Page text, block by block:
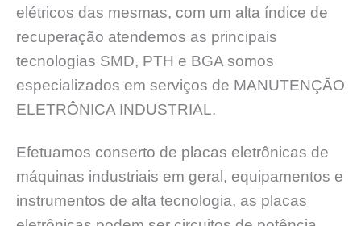
elétricos das mesmas, com um alta índice de
recuperação atendemos as principais
tecnologias SMD, PTH e BGA somos
especializados em serviços de MANUTENÇĀO
ELETRÔNICA INDUSTRIAL.
Efetuamos conserto de placas eletrônicas de
máquinas industriais em geral, equipamentos e
instrumentos de alta tecnologia, as placas